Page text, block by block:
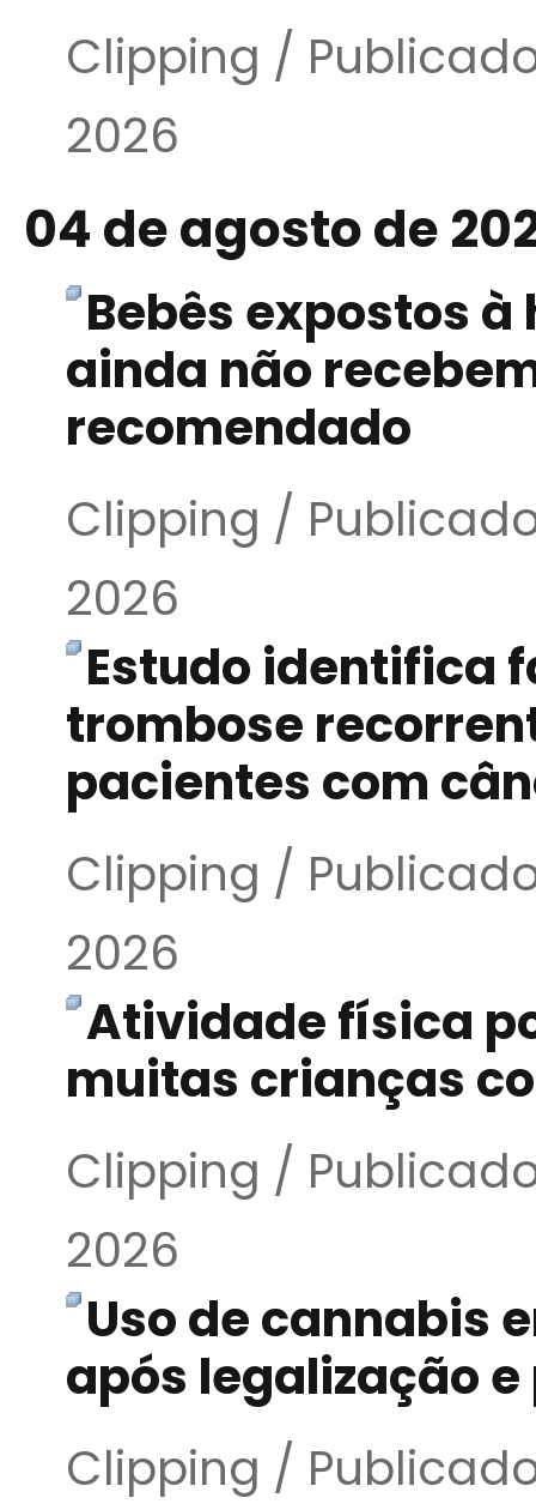
Clipping /
2026
04 de agosto de
Bebês expostos
ainda não
recomendado
Clipping /
2026
Estudo identifica
trombose
pacientes com
Clipping /
2026
Atividade física
muitas crianças
Clipping /
2026
Uso de cannabis
após legalização
Clipping /